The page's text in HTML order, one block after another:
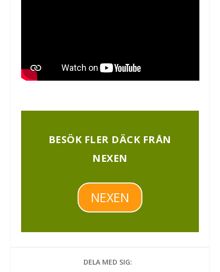
BESÖK FLER DÄCK FRÅN
NEXEN
NEXEN
DELA MED SIG: